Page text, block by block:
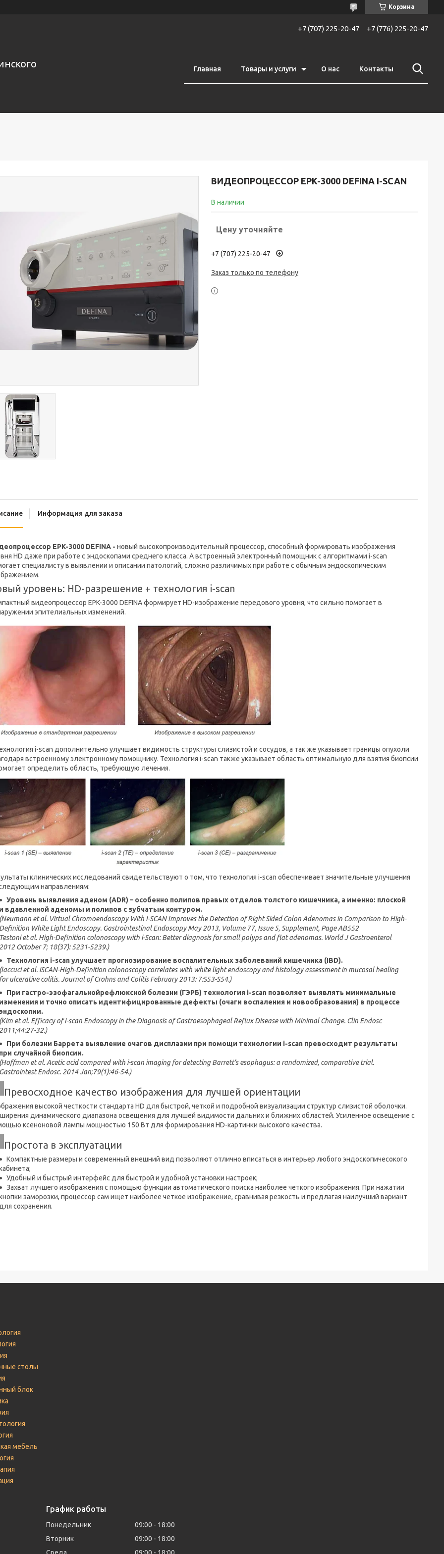
Корзина
+7 (707) 225-20-47 +7 (776) 225-20-47
Главная Товары и услуги О нас Контакты
ВИДЕОПРОЦЕССОР EPK-3000 DEFINA I-SCAN
В наличии
Цену уточняйте
+7 (707) 225-20-47
Заказ только по телефону
Информация для заказа
EPK-3000 DEFINA - новый высокопроизводительный процессор, способный формировать изображения
HD даже при работе с эндоскопами среднего класса. А встроенный электронный помощник с алгоритмами i-scan
специалисту в выявлении и описании патологий, сложно различимых при работе с обычным эндоскопическим
уровень: HD-разрешение + технология i-scan
видеопроцессор EPK-3000 DEFINA формирует HD-изображение передового уровня, что сильно помогает в
эпителиальных изменений.
i-scan дополнительно улучшает видимость структуры слизистой и сосудов, а так же указывает границы опухоли
встроенному электронному помощнику. Технология i-scan также указывает область оптимальную для взятия биопсии
определить область, требующую лечения.
клинических исследований свидетельствуют о том, что технология i-scan обеспечивает значительные улучшения
направлениям:
Уровень выявления аденом (ADR) – особенно полипов правых отделов толстого кишечника, а именно: плоской
вдавленной аденомы и полипов с зубчатым контуром.
et al. Virtual Chromoendoscopy With I-SCAN Improves the Detection of Right Sided Colon Adenomas in Comparison to High-
White Light Endoscopy. Gastrointestinal Endoscopy May 2013, Volume 77, Issue 5, Supplement, Page AB552
et al. High-Definition colonoscopy with i-Scan: Better diagnosis for small polyps and flat adenomas. World J Gastroenterol
October 7; 18(37): 5231-5239.)
Технология i-scan улучшает прогнозирование воспалительных заболеваний кишечника (IBD).
et al. iSCAN-High-Definition colonoscopy correlates with white light endoscopy and histology assessment in mucosal healing
ulcerative colitis. Journal of Crohns and Colitis February 2013: 7:S53-S54.)
При гастро-эзофагальнойрефлюксной болезни (ГЭРБ) технология i-scan позволяет выявлять минимальные
и точно описать идентифицированные дефекты (очаги воспаления и новообразования) в процессе
et al. Efficacy of I-scan Endoscopy in the Diagnosis of Gastroesophageal Reflux Disease with Minimal Change. Clin Endosc
32.)
При болезни Баррета выявление очагов дисплазии при помощи технологии i-scan превосходит результаты
случайной биопсии.
et al. Acetic acid compared with i-scan imaging for detecting Barrett’s esophagus: a randomized, comparative trial.
Endosc. 2014 Jan;79(1):46-54.)
Превосходное качество изображения для лучшей ориентации
высокой честкости стандарта HD для быстрой, четкой и подробной визуализации структур слизистой оболочки.
динамического диапазона освещения для лучшей видимости дальних и ближних областей. Усиленное освещение с
ксеноновой лампы мощностью 150 Вт для формирования HD-картинки высокого качества.
Простота в эксплуатации
Компактные размеры и современный внешний вид позволяют отлично вписаться в интерьер любого эндоскопичесокого
Удобный и быстрый интерфейс для быстрой и удобной установки настроек;
Захват лучшего изображения с помощью функции автоматического поиска наиболее четкого изображения. При нажатии
заморозки, процессор сам ищет наиболее четкое изображение, сравнивая резкость и предлагая наилучший вариант
сохранения.
столы
блок
мебель
График работы
Понедельник 09:00
18:00
Вторник
09:00
18:00